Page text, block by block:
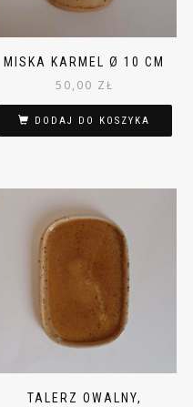
MISKA KARMEL Ø 10 CM
50,00 ZŁ
DODAJ DO KOSZYKA
TALERZ OWALNY,